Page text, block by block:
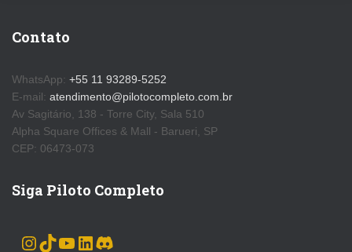
Contato
WhatsApp: +55 11 93289-5252
E-mail: atendimento@pilotocompleto.com.br
Av Sagitário, 138 - Torre City, Sala 510
Alpha Square Offices & Mall - Barueri, SP
CEP: 06473-073
Siga Piloto Completo
INSTAGRAM TIKTOK YOUTUBE LINKEDIN